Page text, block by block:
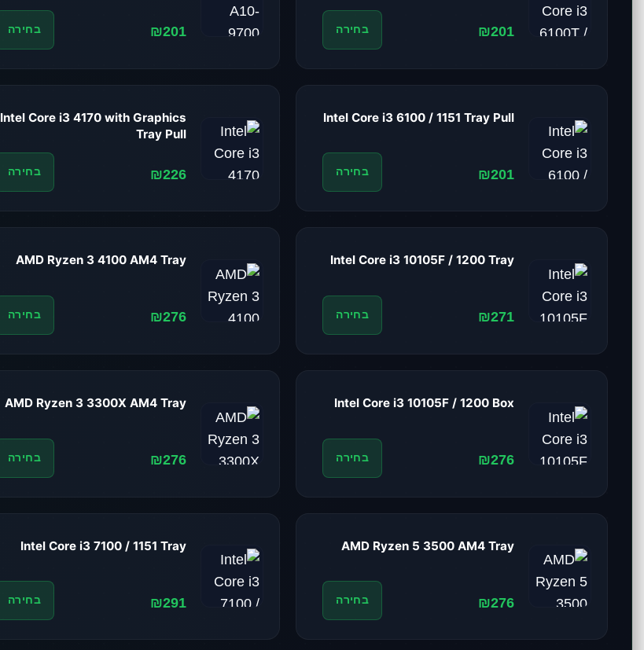
₪201 בחירה ₪201 בחירה
Intel Core i3 6100 / 1151 Tray Pull
₪201 בחירה
Intel Core i3 4170 with Graphics
Tray Pull
₪226 בחירה
Intel Core i3 10105F / 1200 Tray
₪271 בחירה
AMD Ryzen 3 4100 AM4 Tray
₪276 בחירה
Intel Core i3 10105F / 1200 Box
₪276 בחירה
AMD Ryzen 3 3300X AM4 Tray
₪276 בחירה
AMD Ryzen 5 3500 AM4 Tray
₪276 בחירה
Intel Core i3 7100 / 1151 Tray
₪291 בחירה